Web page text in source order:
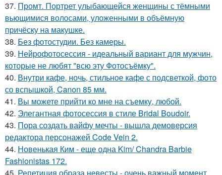
37. Промт. Портрет улыбающейся женщины с тёмными
вьющимися волосами, уложенными в объёмную
причёску на макушке.
38. Без фотостудии. Без камеры.
39. Нейрофотосессия - идеальный вариант для мужчин,
которые не любят "всю эту Фотосъёмку".
40. Внутри кафе, ночь, стильное кафе с подсветкой, фото
со вспышкой, Canon 85 мм.
41. Вы можете прийти ко мне на съемку, любой.
42. Элегантная фотосессия в стиле Bridal Boudoir.
43. Пора создать вайфу мечты - вышла демоверсия
редактора персонажей Code Vein 2.
44. Новенькая Ким - еще одна Kim/ Chandra Barbie
Fashionistas 172.